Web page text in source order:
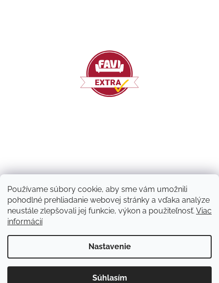
Používame súbory cookie, aby sme vám umožnili
pohodlné prehliadanie webovej stránky a vďaka analýze
neustále zlepšovali jej funkcie, výkon a použiteľnosť. Viac
informácií
Nastavenie
Súhlasím
vyhradené.